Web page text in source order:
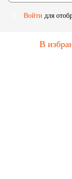
Войти для
В